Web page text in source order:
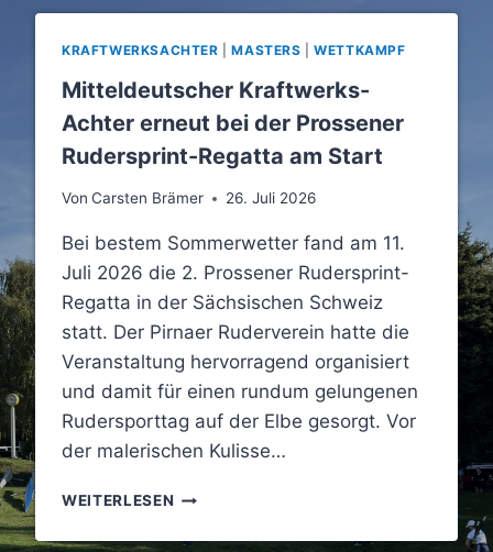
KRAFTWERKSACHTER |MASTERS |WETTKAMPF
Mitteldeutscher Kraftwerks-
Achter erneut bei der Prossener
Rudersprint-Regatta am Start
Von Carsten Brämer 26. Juli 2026
Bei bestem Sommerwetter fand am 11.
Juli 2026 die 2. Prossener Rudersprint-
Regatta in der Sächsischen Schweiz
statt. Der Pirnaer Ruderverein hatte die
Veranstaltung hervorragend organisiert
und damit für einen rundum gelungenen
Rudersporttag auf der Elbe gesorgt. Vor
der malerischen Kulisse…
WEITERLESEN M
T